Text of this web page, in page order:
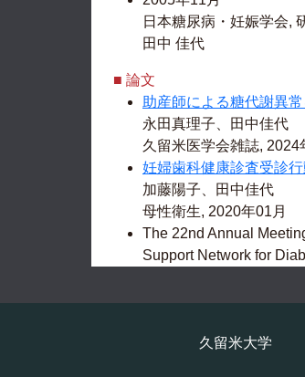
日本糖尿病・妊娠学会,
田中 佳代
■ 論文
助産師による糖代謝異
永田真理子、田中佳代
久留米医学会雑誌, 2024
妊婦歯科健康診査受診
加藤陽子、田中佳代
母性衛生, 2020年01月
The 22nd Annual
Support
田中佳代久留米大学